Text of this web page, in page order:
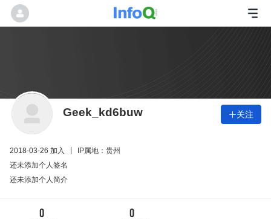
Geek_kd6buw 关注
2018-03-26 加入
IP属地：贵州
还未添加个人签名
还未添加个人简介
0 0